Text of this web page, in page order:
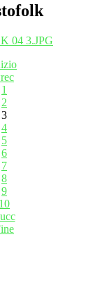
1
2
3
4
5
6
7
8
9
10